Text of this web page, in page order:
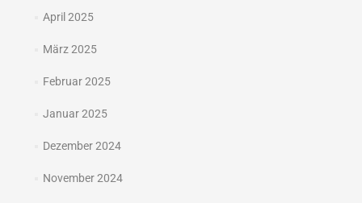
April 2025
März 2025
Februar 2025
Januar 2025
Dezember 2024
November 2024